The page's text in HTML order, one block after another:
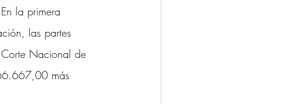
la primera
las partes
Nacional de
más